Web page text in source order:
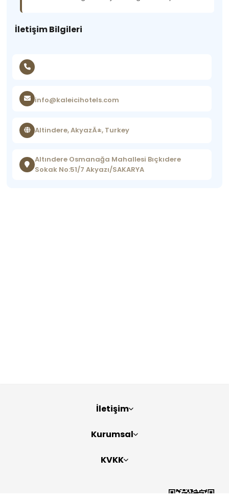
İletişim Bilgileri
info@kaleicihotels.com
Altindere, AkyazÄ±, Turkey
Altındere Osmanağa Mahallesi Bıçkıdere
Sokak No:51/7 Akyazı/SAKARYA
İletişim
Kurumsal
KVKK